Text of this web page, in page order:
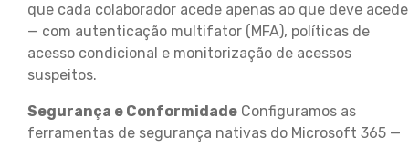
que cada colaborador acede apenas ao que deve
— com autenticação multifator (MFA), políticas de
acesso condicional e monitorização de acessos
suspeitos.
Segurança e Conformidade Configuramos as
ferramentas de segurança nativas do Microsoft 365 —